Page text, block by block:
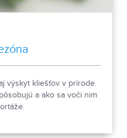
výskyt kliešťov v prírode.
a ako sa voči nim